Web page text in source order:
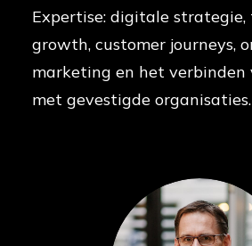
Expertise: digitale strategie,
growth, customer journeys,
marketing en het
met gevestigde organisaties.